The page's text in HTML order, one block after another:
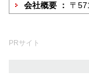
会社概要 ： 〒
PRサイト